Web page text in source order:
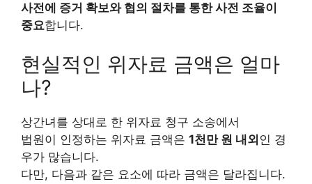
사전에 증거 확보와 협의 절차를 통한 사전 조율이
중요합니다.
현실적인 위자료 금액은 얼마
나?
상간녀를 상대로 한 위자료 청구 소송에서
법원이 인정하는 위자료 금액은 1천만 원 내외 인 경
우가 많습니다.
다만, 다음과 같은 요소에 따라 금액은 달라집니다.